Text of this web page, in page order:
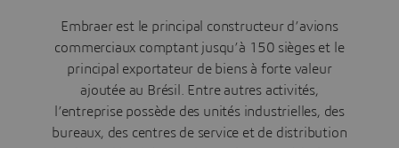
Embraer est le principal constructeur d’avions
commerciaux comptant jusqu’à 150 sièges et le
principal exportateur de biens à forte valeur
ajoutée au Brésil. Entre autres activités,
l’entreprise possède des unités industrielles, des
bureaux, des centres de service et de distribution